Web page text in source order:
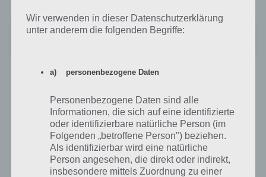
Pet Rescue Saga
Die Pet Rescue Saga Lösung gilt nicht nur für Android, sondern uch
werden und finanziert sich durch In App Käufe. Hier bekommt die
App aber nur 3,5 Sterne im Durchschnitt in Deutschland. Natürlich ist
die Pet Rescue Saga App für iPhone 5 optimiert und erfordert
mindestens iOS 4.3. Hier geht es zum Download von Pet Rescue Saga
im iTunes App Store:
Wir verwenden in dieser Datenschutzerklärung
unter anderem die folgenden Begriffe:
a) personenbezogene Daten
Personenbezogene Daten sind alle
Informationen, die sich auf eine identifizierte
oder identifizierbare natürliche Person (im
Folgenden „betroffene Person") beziehen.
Als identifizierbar wird eine natürliche
Person angesehen, die direkt oder indirekt,
insbesondere mittels Zuordnung zu einer